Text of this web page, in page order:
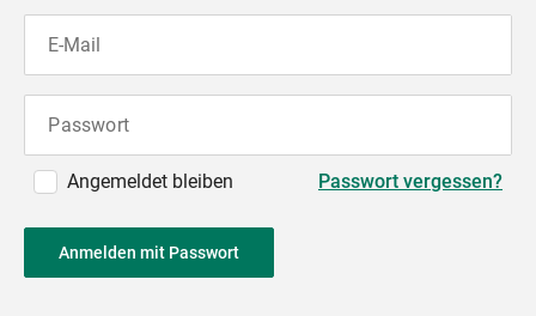
E-Mail
Passwort
Angemeldet bleiben Passwort vergessen?
Anmelden mit Passwort